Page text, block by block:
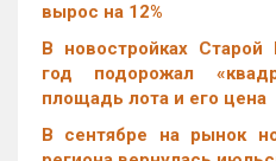
вырос на 12%
В новостройках
год подорожал
площадь лота и его цена
В сентябре на рынок